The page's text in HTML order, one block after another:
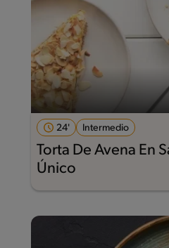
24' Intermedio
Torta De Avena En
Único